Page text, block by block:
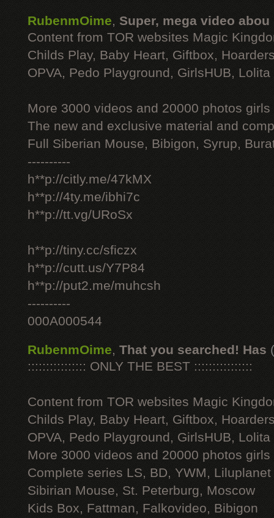
RubenmOime, Super, mega video abou
Content from TOR websites Magic
Childs Play, Baby Heart, Giftbox,
OPVA, Pedo Playground, GirlsHUB, Lolita
More 3000 videos and 20000 photos
The new and exclusive material and
Full Siberian Mouse, Bibigon, Syrup,
----------
h**p://citly.me/47kMX
h**p://4ty.me/ibhi7c
h**p://tt.vg/URoSx
h**p://tiny.cc/sficzx
h**p://cutt.us/Y7P84
h**p://put2.me/muhcsh
----------
000A000544
RubenmOime, That you searched! Has
:::::::::::::::: ONLY THE BEST ::::::::::::::::
Content from TOR websites Magic
Childs Play, Baby Heart, Giftbox,
OPVA, Pedo Playground, GirlsHUB, Lolita
More 3000 videos and 20000 photos
Complete series LS, BD, YWM, Liluplanet
Sibirian Mouse, St. Peterburg, Moscow
Kids Box, Fattman, Falkovideo, Bibigon